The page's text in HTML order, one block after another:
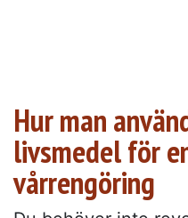
Hur man
livsmedel för
vårrengöring